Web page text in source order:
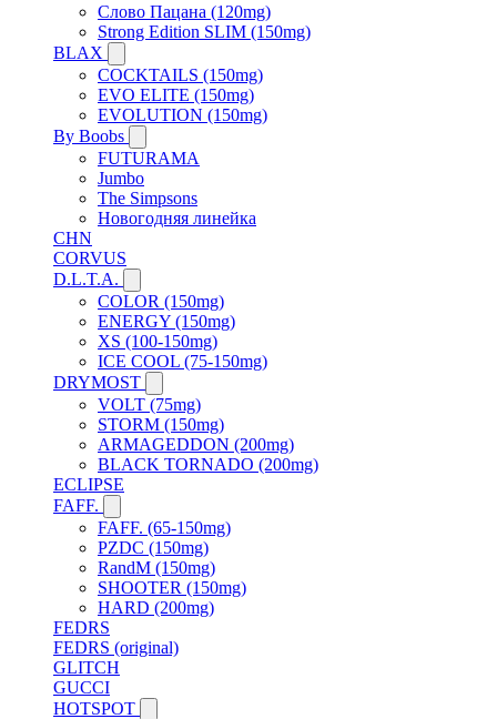
Слово Пацана (120mg)
Strong Edition SLIM (150mg)
BLAX
COCKTAILS (150mg)
EVO ELITE (150mg)
EVOLUTION (150mg)
By Boobs
FUTURAMA
Jumbo
The Simpsons
Новогодняя линейка
CHN
CORVUS
D.L.T.A.
COLOR (150mg)
ENERGY (150mg)
XS (100-150mg)
ICE COOL (75-150mg)
DRYMOST
VOLT (75mg)
STORM (150mg)
ARMAGEDDON (200mg)
BLACK TORNADO (200mg)
ECLIPSE
FAFF.
FAFF. (65-150mg)
PZDC (150mg)
RandM (150mg)
SHOOTER (150mg)
HARD (200mg)
FEDRS
FEDRS (original)
GLITCH
GUCCI
HOTSPOT